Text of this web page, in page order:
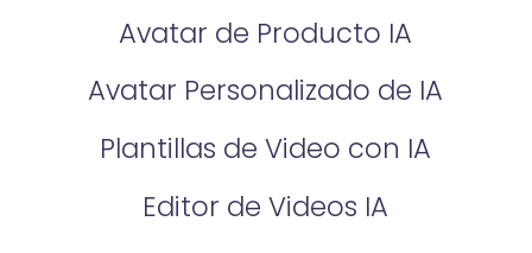
Avatar de Producto IA
Avatar Personalizado de IA
Plantillas de Video con IA
Editor de Videos IA